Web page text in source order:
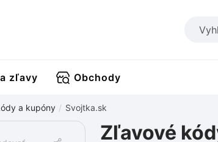
zľavy Obchody
a kupóny Svojtka.sk
Zľavové